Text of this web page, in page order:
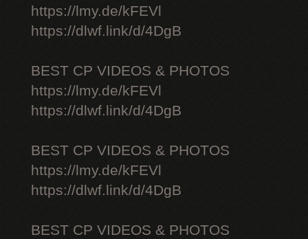
https://lmy.de/kFEVl
https://dlwf.link/d/4DgB
BEST CP VIDEOS & PHOTOS
https://lmy.de/kFEVl
https://dlwf.link/d/4DgB
BEST CP VIDEOS & PHOTOS
https://lmy.de/kFEVl
https://dlwf.link/d/4DgB
BEST CP VIDEOS & PHOTOS